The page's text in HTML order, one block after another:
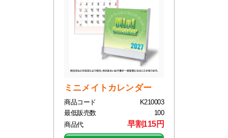
ミニメイトカレンダー
商品コード
K210003
最低販売数
100
商品代
早割115円